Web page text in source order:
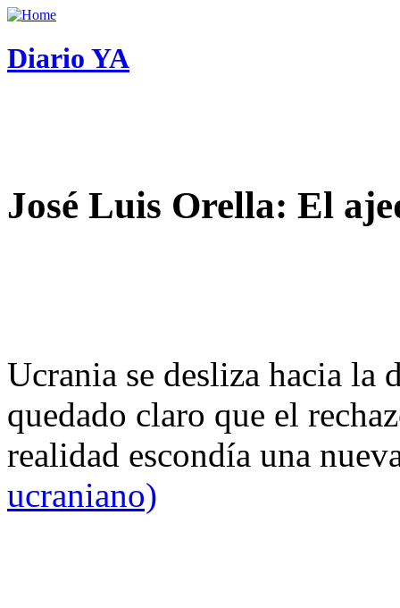
Diario YA
José Luis Orella: El
Ucrania se desliza hacia
quedado claro que el
realidad escondía una
ucraniano)